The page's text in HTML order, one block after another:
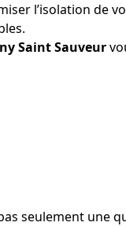
l’isolation de
Saint Sauveur
seulement